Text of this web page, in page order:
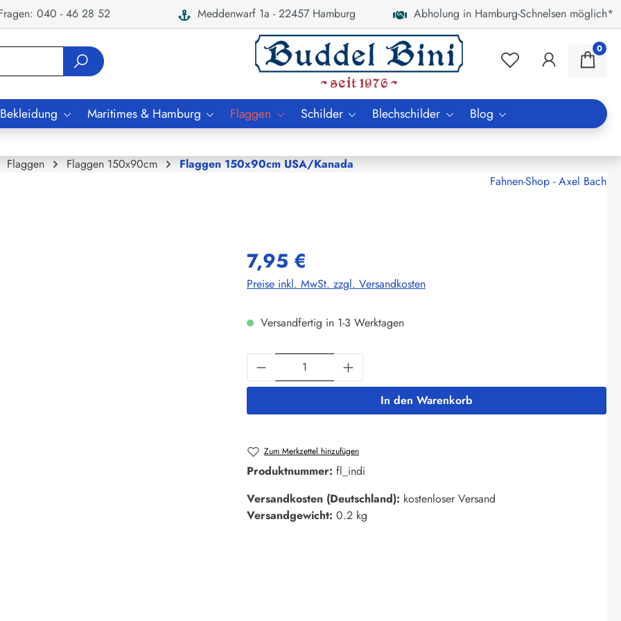
040 - 46 28 52 Meddenwarf 1a - 22457 Hamburg Abholung in Hamburg-Schnelsen möglich*
0
Maritimes & Hamburg Flaggen Schilder Blechschilder Blog
Flaggen Flaggen 150x90cm Flaggen 150x90cm USA/Kanada
Fahnen-Shop - Axel Bach
7,95 €
Preise inkl. MwSt. zzgl. Versandkosten
Versandfertig in 1-3 Werktagen
Produkt Anzahl: Gib den gewünschten Wert ein
In den Warenkorb
Zum Merkzettel hinzufügen
Produktnummer: fl_indi
Versandkosten (Deutschland): kostenloser Versand
Versandgewicht: 0.2 kg